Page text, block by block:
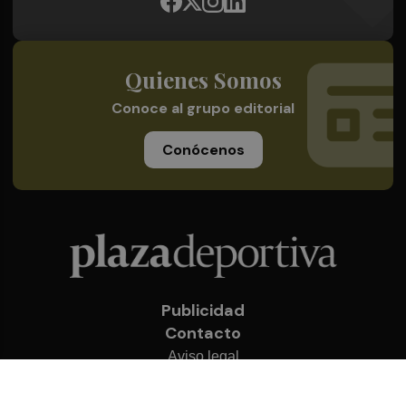
Quienes Somos
Conoce al grupo editorial
Conócenos
Publicidad
Contacto
Aviso legal